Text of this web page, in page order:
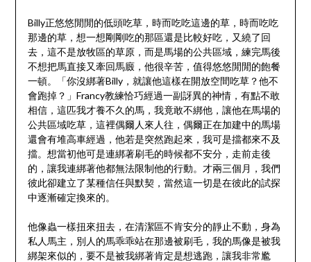
Billy正悠悠閒閒的低頭吃草，時而吃吃這邊的草，時而吃吃
那邊的草，想一想剛剛吃的那區還是比較好吃，又繞了回
去，這不是放牧區的草原，而是馬場的公共區域，練完馬後
不想把馬直接又牽回馬廄，他很辛苦，值得悠悠閒閒的飽餐
一頓。「你沒綁著Billy，就讓他這樣在開放空間吃草？他不
會跑掉？」Francy教練恰巧經過一副訝異的神情，有點不敢
相信，這匹我才養不久的馬，我竟敢不綁他，讓他在馬場的
公共區域吃草，這裡偶爾人來人往，偶爾正在加建中的馬場
還會有堆高車經過，他若是突然跑起來，我可是擋都來不及
擋。想當初他可是連綁著刷毛的時候都不安分，走前走後
的，讓我連綁著他都無法限制他的行動。才兩三個月，我們
彼此卻建立了某種信任與默契，當然這一切是在彼此的試探
中逐漸確定換來的。
他像蟲一樣扭來扭去，在清潔區不肯安分的靜止不動，身為
私人馬主，別人的馬乖乖站在那邊被刷毛，我的馬像是被我
綁架來似的，要不是被我綁著肯定是想逃跑，讓我非常尷